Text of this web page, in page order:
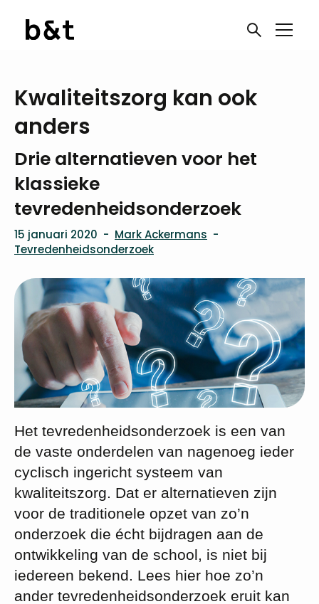
Kwaliteitszorg kan ook
anders
Drie alternatieven voor het
klassieke
tevredenheidsonderzoek
15 januari 2020 - Mark Ackermans -
Tevredenheidsonderzoek
Het tevredenheidsonderzoek is een van
de vaste onderdelen van nagenoeg ieder
cyclisch ingericht systeem van
kwaliteitszorg. Dat er alternatieven zijn
voor de traditionele opzet van zo’n
onderzoek die écht bijdragen aan de
ontwikkeling van de school, is niet bij
iedereen bekend. Lees hier hoe zo’n
ander tevredenheidsonderzoek eruit kan